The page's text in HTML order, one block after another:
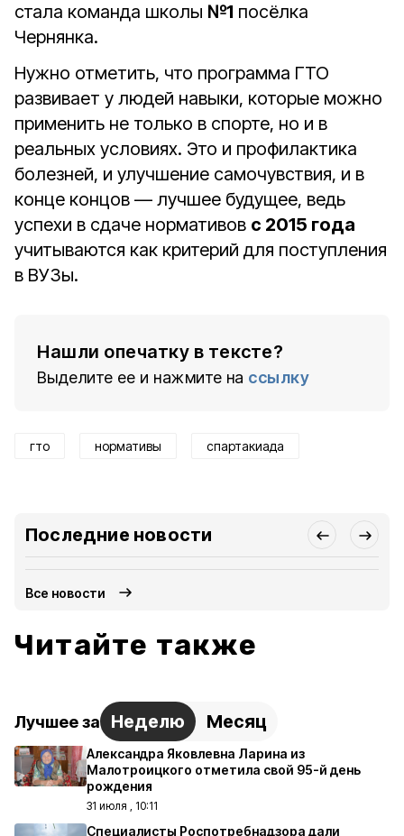
стала команда школы №1 посёлка
Чернянка.
Нужно отметить, что программа ГТО
развивает у людей навыки, которые можно
применить не только в спорте, но и в
реальных условиях. Это и профилактика
болезней, и улучшение самочувствия, и в
конце концов — лучшее будущее, ведь
успехи в сдаче нормативов с 2015 года
учитываются как критерий для поступления
в ВУЗы.
Нашли опечатку в тексте?
Выделите ее и нажмите на ссылку
гто нормативы спартакиада
Последние новости
Все новости
Читайте также
Лучшее за Неделю Месяц
Александра Яковлевна Ларина из
Малотроицкого отметила свой 95-й день
рождения
31 июля , 10:11
Специалисты Роспотребнадзора дали